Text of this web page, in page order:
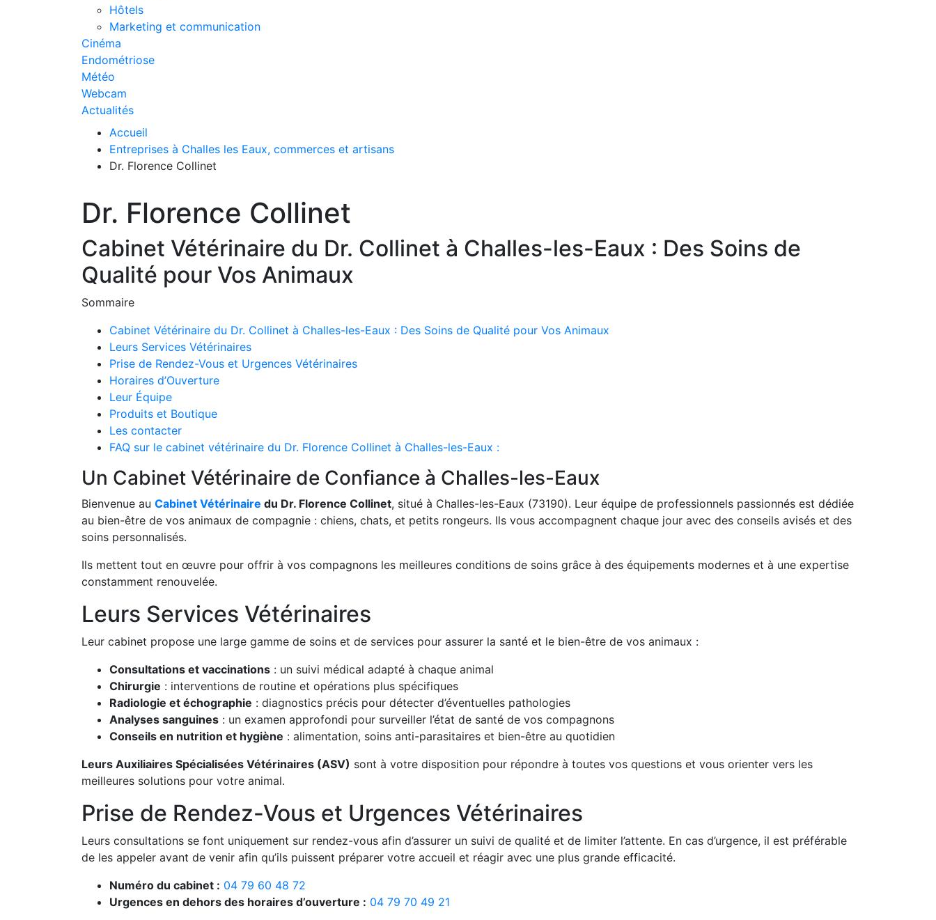
Hôtels
Marketing et communication
Cinéma
Endométriose
Météo
Webcam
Actualités
Accueil
Entreprises à Challes les Eaux, commerces et artisans
Dr. Florence Collinet
Dr. Florence Collinet
Cabinet Vétérinaire du Dr. Collinet à Challes-les-Eaux : Des Soins de
Qualité pour Vos Animaux
Sommaire
Cabinet Vétérinaire du Dr. Collinet à Challes-les-Eaux : Des Soins de Qualité pour Vos Animaux
Leurs Services Vétérinaires
Prise de Rendez-Vous et Urgences Vétérinaires
Horaires d’Ouverture
Leur Équipe
Produits et Boutique
Les contacter
FAQ sur le cabinet vétérinaire du Dr. Florence Collinet à Challes-les-Eaux :​
Un Cabinet Vétérinaire de Confiance à Challes-les-Eaux
Bienvenue au Cabinet Vétérinaire du Dr. Florence Collinet, situé à Challes-les-Eaux (73190). Leur équipe de professionnels passionnés est dédiée
au bien-être de vos animaux de compagnie : chiens, chats, et petits rongeurs. Ils vous accompagnent chaque jour avec des conseils avisés et des
soins personnalisés.
Ils mettent tout en œuvre pour offrir à vos compagnons les meilleures conditions de soins grâce à des équipements modernes et à une expertise
constamment renouvelée.
Leurs Services Vétérinaires
Leur cabinet propose une large gamme de soins et de services pour assurer la santé et le bien-être de vos animaux :
Consultations et vaccinations : un suivi médical adapté à chaque animal
Chirurgie : interventions de routine et opérations plus spécifiques
Radiologie et échographie : diagnostics précis pour détecter d’éventuelles pathologies
Analyses sanguines : un examen approfondi pour surveiller l’état de santé de vos compagnons
Conseils en nutrition et hygiène : alimentation, soins anti-parasitaires et bien-être au quotidien
Leurs Auxiliaires Spécialisées Vétérinaires (ASV) sont à votre disposition pour répondre à toutes vos questions et vous orienter vers les
meilleures solutions pour votre animal.
Prise de Rendez-Vous et Urgences Vétérinaires
Leurs consultations se font uniquement sur rendez-vous afin d’assurer un suivi de qualité et de limiter l’attente. En cas d’urgence, il est préférable
de les appeler avant de venir afin qu’ils puissent préparer votre accueil et réagir avec une plus grande efficacité.
Numéro du cabinet : 04 79 60 48 72
Urgences en dehors des horaires d’ouverture : 04 79 70 49 21